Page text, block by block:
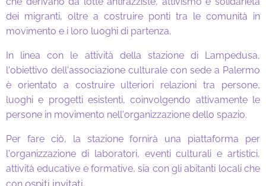
dei migranti, oltre a costruire ponti tra le comunità in
movimento e i loro luoghi di partenza.
In linea con le attività della stazione di Lampedusa,
l'obiettivo dell'associazione culturale con sede a Palermo
è orientato a costruire ulteriori relazioni tra persone,
luoghi e progetti esistenti, coinvolgendo attivamente le
persone in movimento nell'organizzazione dello spazio.
Per fare ciò, la stazione fornirà una piattaforma per
l'organizzazione di laboratori, eventi culturali e artistici,
attività educative e formative, sia con gli abitanti locali che
ospiti invitati.